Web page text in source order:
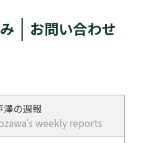
お問い合わせ
澤の週報
weekly reports